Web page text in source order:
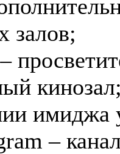
залов;
имиджа
–